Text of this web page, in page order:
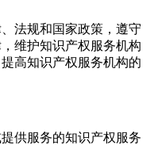
法规和国家政策，遵守
维护知识产权服务机构
高知识产权服务机构的
供服务的知识产权服务